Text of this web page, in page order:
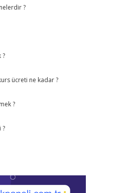
?
?
ücreti ne kadar ?
?
?